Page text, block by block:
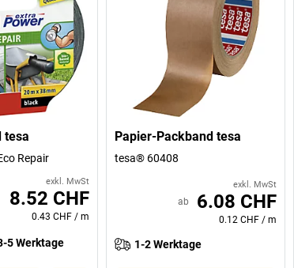
tesa
Repair
exkl. MwSt
8.52 CHF
0.43 CHF / m
5 Werktage
Papier-Packband tesa
tesa® 60408
exkl. MwSt
ab 6.08 CHF
0.12 CHF /m
1-2 Werktage